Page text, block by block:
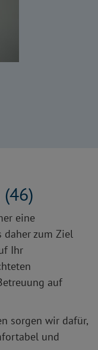
eine
daher zum Ziel
Ihr
auf
sorgen wir dafür,
und